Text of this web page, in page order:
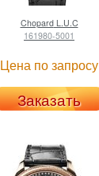
ChopardL.U.C
161980-5001
Цена по запросу
Заказать